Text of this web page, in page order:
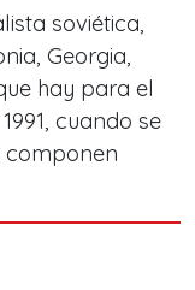
soviética,
Georgia,
hay para el
cuando se
componen